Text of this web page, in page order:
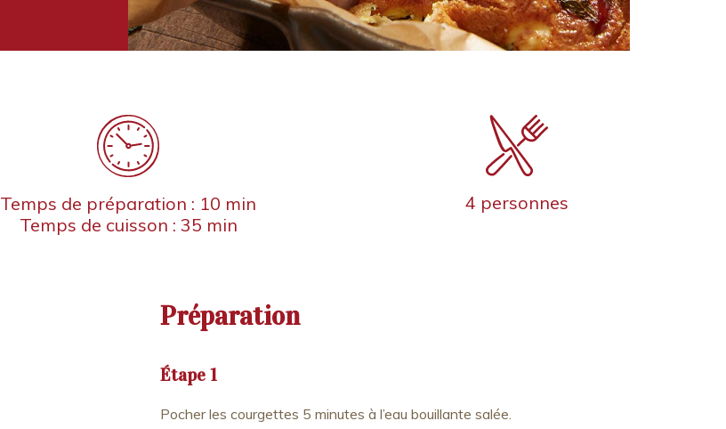
Temps de préparation : 10 min
Temps de cuisson : 35 min
4 personnes
Préparation
Étape 1
Pocher les courgettes 5 minutes à l’eau bouillante salée.